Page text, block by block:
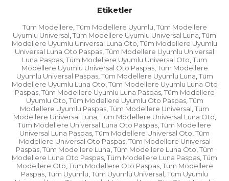
Etiketler
Tüm Modellere Tüm Modellere Uyumlu Tüm Modellere
Uyumlu Universal Tüm Modellere Uyumlu Universal Luna Tüm
Modellere Uyumlu Universal Luna Oto Tüm Modellere Uyumlu
Universal Luna Oto Paspas Tüm Modellere Uyumlu Universal
Luna Paspas Tüm Modellere Uyumlu Universal Oto Tüm
Modellere Uyumlu Universal Oto Paspas, Tüm Modellere
Uyumlu Universal Paspas, Tüm Modellere Uyumlu Luna Tüm
Modellere Uyumlu Luna Oto Tüm Modellere Uyumlu Luna Oto
Paspas, Tüm Modellere Uyumlu Luna Paspas, Tüm Modellere
Uyumlu Oto Tüm Modellere Uyumlu Oto Paspas, Tüm
Modellere Uyumlu Paspas Tüm Modellere Universal Tüm
Modellere Universal Luna Tüm Modellere Universal Luna Oto
Tüm Modellere Universal Luna Oto Paspas Tüm Modellere
Universal Luna Paspas Tüm Modellere Universal Oto Tüm
Modellere Universal Oto Paspas, Tüm Modellere Universal
Paspas, Tüm Modellere Luna Tüm Modellere Luna Oto Tüm
Modellere Luna Oto Paspas Tüm Modellere Luna Paspas Tüm
Modellere Oto Tüm Modellere Oto Paspas, Tüm Modellere
Paspas Tüm Uyumlu Tüm Uyumlu Universal Tüm Uyumlu